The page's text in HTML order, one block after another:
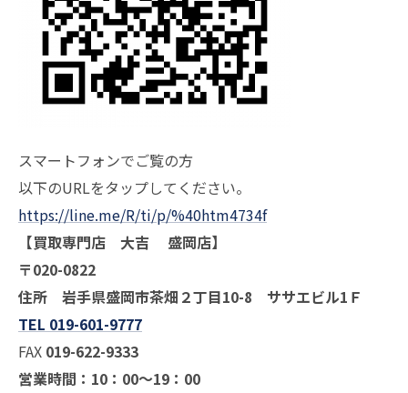
スマートフォンでご覧の方
以下のURLをタップしてください。
https://line.me/R/ti/p/%40htm4734f
【買取専門店 大吉 盛岡店】
〒020-0822
住所 岩手県盛岡市茶畑２丁目10-8 ササエビル1Ｆ
TEL 019-601-9777
FAX 019-622-9333
営業時間：10：00～19：00